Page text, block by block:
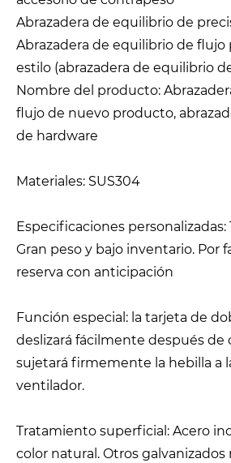
Abrazadera de equilibrio de
Abrazadera de equilibrio de
estilo (abrazadera de equilibrio
Nombre del producto:
flujo de nuevo producto,
de hardware
Materiales: SUS304
Especificaciones personalizadas:
Gran peso y bajo inventario. Por
reserva con anticipación
Función especial: la tarjeta de
deslizará fácilmente después de
sujetará firmemente la hebilla a
ventilador.
Tratamiento superficial: Acero
color natural. Otros galvanizados